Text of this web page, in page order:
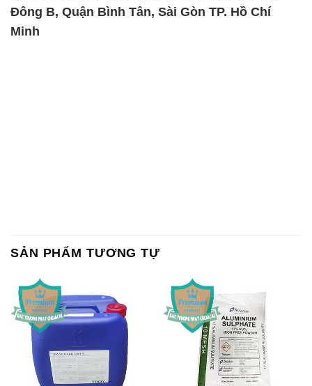
Đông B, Quận Bình Tân, Sài Gòn TP. Hồ Chí
Minh
SẢN PHẨM TƯƠNG TỰ